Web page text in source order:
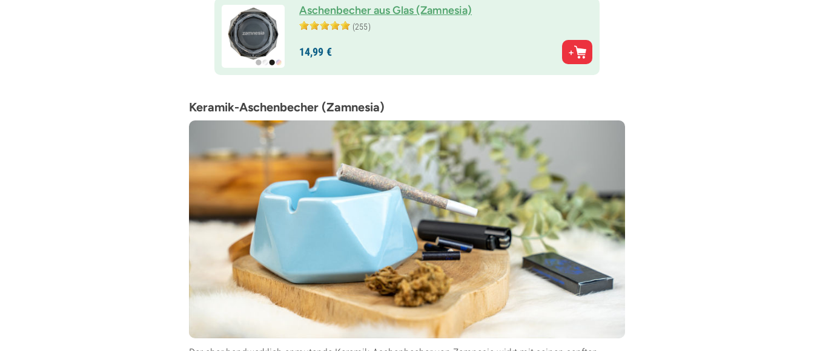
Aschenbecher aus Glas (Zamnesia)
(255)
14,99 €
Keramik-Aschenbecher (Zamnesia)